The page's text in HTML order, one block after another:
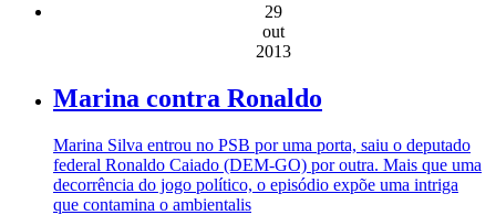
29
out
2013
Marina contra Ronaldo
Marina Silva entrou no PSB por uma porta, saiu o deputado
federal Ronaldo Caiado (DEM-GO) por outra. Mais que uma
decorrência do jogo político, o episódio expõe uma intriga
que contamina o ambientalis